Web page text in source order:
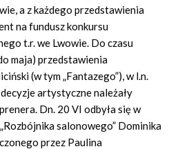
a z każdego przedstawienia
na fundusz konkursu
t.r. we Lwowie. Do czasu
maja) przedstawienia
(w tym „Fantazego”), w l.n.
artystyczne należały
Dn. 20 VI odbyła się w
salonowego” Dominika
przez Paulina